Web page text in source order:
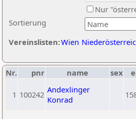
Sortierung
Nur
Vereinslisten:Wien
Nr. pnr name sex
1 100242 Andexlinger
Konrad